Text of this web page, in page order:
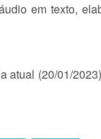
em texto,
atual (20/01/